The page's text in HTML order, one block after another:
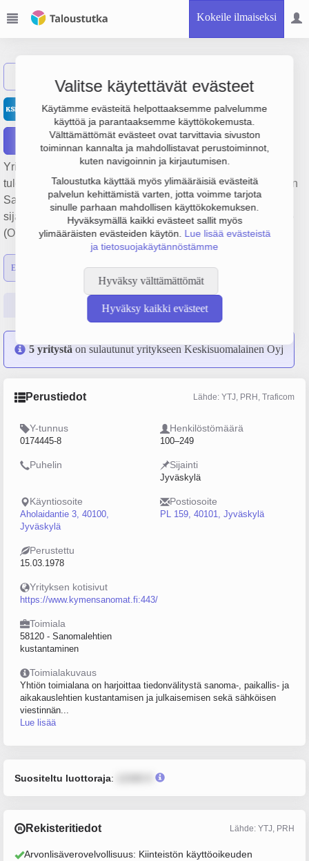
Kokeile ilmaiseksi
Valitse käytettävät evästeet
Käytämme evästeitä helpottaaksemme palvelumme
käyttöä ja parantaaksemme käyttökokemusta.
Välttämättömät evästeet ovat tarvittavia sivuston
toiminnan kannalta ja mahdollistavat perustoiminnot,
kuten navigoinnin ja kirjautumisen.
Taloustutka käyttää myös ylimääräisiä evästeitä
palvelun kehittämistä varten, jotta voimme tarjota
sinulle parhaan mahdollisen käyttökokemuksen.
Hyväksymällä kaikki evästeet sallit myös
ylimääräisten evästeiden käytön. Lue lisää evästeistä
ja tietosuojakäytännöstämme
Hyväksy välttämättömät
Hyväksy kaikki evästeet
Keskisuomalainen Oyj
Raportit
Yrityksen Keskisuomalainen Oyj liikevaihto on 30.5 milj. €,
tulos -3.3 milj. € ja henkilöstömäärä 180. Sen päätoimiala on
Sanomalehtien kustantaminen, perustamisvuosi 1978 ja
sijainti Jyväskylä. Yrityksen yhtiömuoto Julkinen osakeyhtiö
(OYJ).
Emon luvut Konsernin luvut
Tilinpäätösluvut Päättäjätiedot
5 yritystä on sulautunut yritykseen Keskisuomalainen Oyj
Perustiedot Lähde: YTJ, PRH, Traficom
Y-tunnus
0174445-8
Henkilöstömäärä
100–249
Puhelin Sijainti
Jyväskylä
Käyntiosoite
Aholaidantie 3, 40100,
Jyväskylä
Postiosoite
PL 159, 40101, Jyväskylä
Perustettu
15.03.1978
Yrityksen kotisivut
https://www.kymensanomat.fi:443/
Toimiala
58120 - Sanomalehtien
kustantaminen
Toimialakuvaus
Yhtiön toimialana on harjoittaa tiedonvälitystä sanoma-, paikallis- ja
aikakauslehtien kustantamisen ja julkaisemisen sekä sähköisen
viestinnän...
Lue lisää
Suositeltu luottoraja:
Rekisteritiedot Lähde: YTJ, PRH
Arvonlisäverovelvollisuus: Kiinteistön käyttöoikeuden